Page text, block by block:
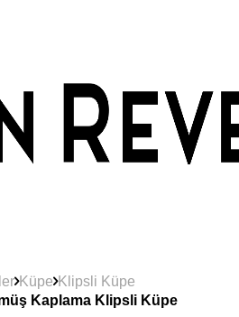
Küpe Klipsli Küpe
Kaplama Klipsli Küpe